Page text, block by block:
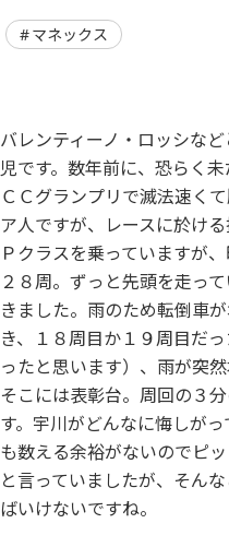
マネックス
バレンティーノ・ロッシな
児です。数年前に、恐らく
ＣＣグランプリで滅法速く
ア人ですが、レースに於け
Ｐクラスを乗っていますが
２８周。ずっと先頭を走っ
きました。雨のため転倒車
き、１８周目か１９周目だ
ったと思います）、雨が突
そこには表彰台。周回の３
す。宇川がどんなに悔しが
も数える余裕がないのでピ
と言っていましたが、そん
ばいけないですね。